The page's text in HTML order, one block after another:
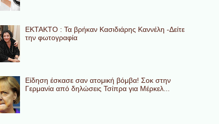
ΕΚΤΑΚΤΟ : Τα βρήκαν Κασιδιάρης Καννέλη -Δείτε
την φωτογραφία
Eίδηση έσκασε σαν ατομική βόμβα! Σοκ στην
Γερμανία από δηλώσεις Τσίπρα για Μέρκελ...